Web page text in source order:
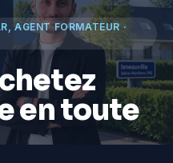
AGENT FORMATEUR ·
en toute